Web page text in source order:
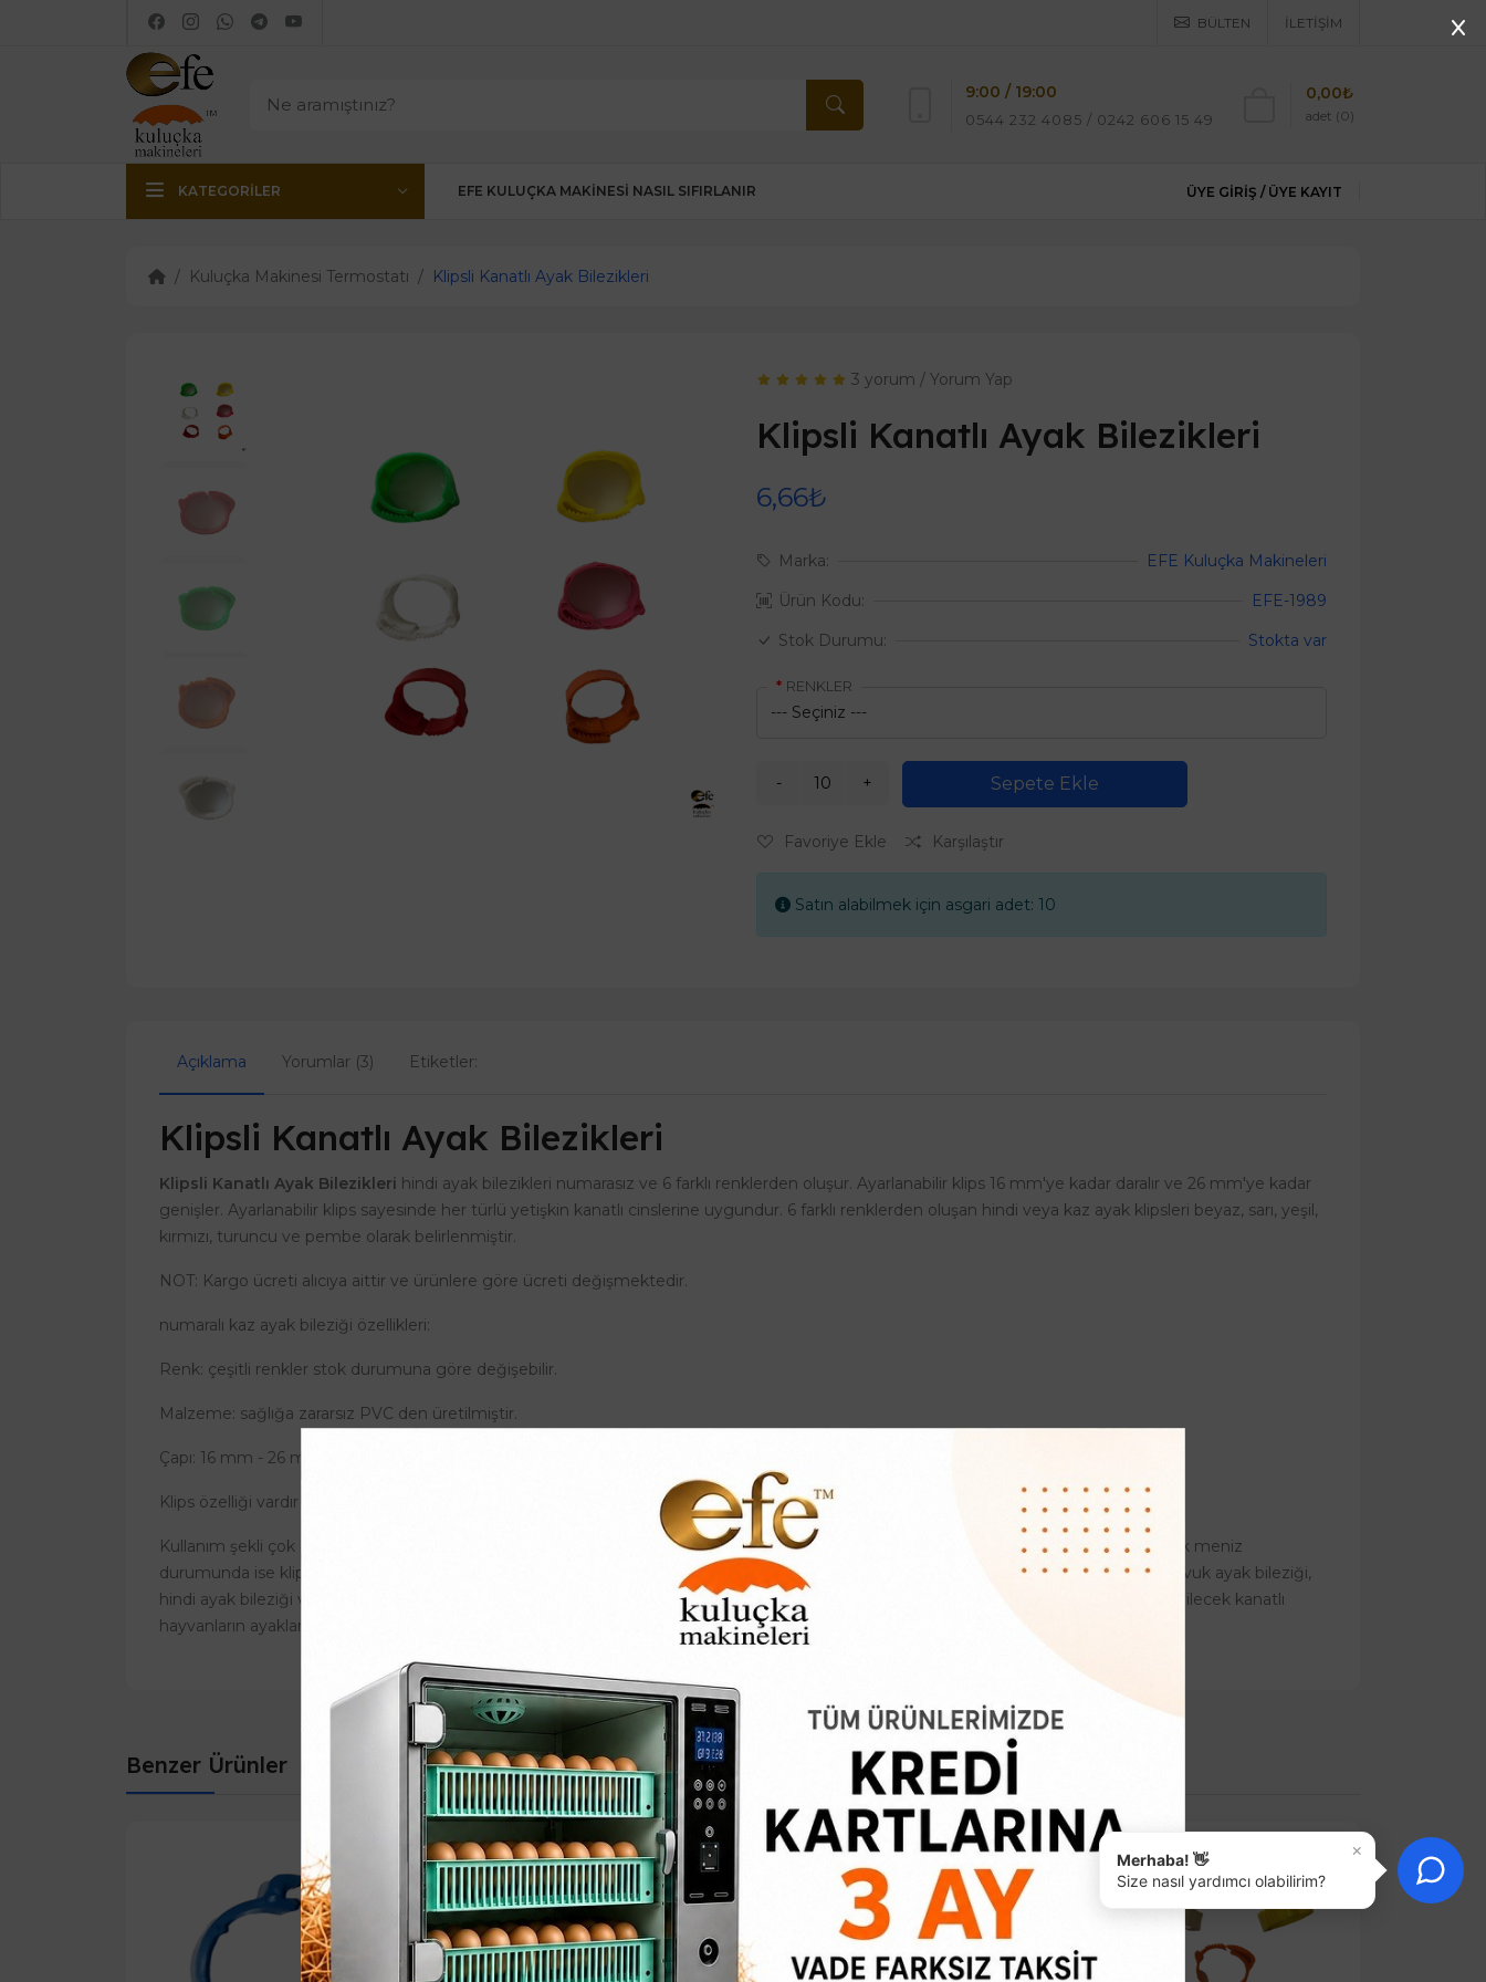
BÜLTEN İLETIŞIM
9:00 / 19:00
0544 232 4085 / 0242 606 15 49 adet (0)
0,00₺
KATEGORILER EFE KULUÇKA MAKINESI NASIL SIFIRLANIR ÜYE GIRIŞ / ÜYE KAYIT
Kuluçka Makinesi Termostatı Klipsli Kanatlı Ayak Bilezikleri
3 yorum / Yorum Yap
Klipsli Kanatlı Ayak Bilezikleri
6,66₺
Marka:
EFE Kuluçka Makineleri
Ürün Kodu:
EFE-1989
Stok Durumu:
Stokta var
RENKLER
Sepete Ekle
Favoriye Ekle Karşılaştır
Satın alabilmek için asgari adet: 10
Açıklama Yorumlar (3) Etiketler:
Klipsli Kanatlı Ayak Bilezikleri
Klipsli Kanatlı Ayak Bilezikleri hindi ayak bilezikleri numarasız ve 6 farklı renklerden oluşur. Ayarlanabilir klips 16 mm'ye kadar daralır ve 26 mm'ye kadar
genişler. Ayarlanabilir klips sayesinde her türlü yetişkin kanatlı cinslerine uygundur. 6 farklı renklerden oluşan hindi veya kaz ayak klipsleri beyaz, sarı, yeşil,
kırmızı, turuncu ve pembe olarak belirlenmiştir.
NOT: Kargo ücreti alıcıya aittir ve ürünlere göre ücreti değişmektedir.
numaralı kaz ayak bileziği özellikleri:
Renk: çeşitli renkler stok durumuna göre değişebilir.
Malzeme: sağlığa zararsız PVC den üretilmiştir.
Çapı: 16 mm - 26 mm arası
Klips özelliği vardır
Kullanım şekli çok basit ve kolaydır. Takmanız gerektiğinde kanatlı hayvanın ayağına geçirip sıkmayacak şekilde klipsi sıkılaştırırsanız sök meniz
durumunda ise klipsi yana iterek boşa çıkartırsınız. Hangi kanatlılarda kullanılır? Ördek numaralı ayak bileziği, tavus kuşu ayak bileziği, tavuk ayak bileziği,
hindi ayak bileziği veya sülün ayak bilezikleri olarak uygun bir model ve çeşittir. Sadece kaz ayakları için değil, her türlü bu ölçülere uyabilecek kanatlı
hayvanların ayaklarına göre kullanabilirsiniz.
Benzer Ürünler
×
Merhaba! 👋
Size nasıl yardımcı olabilirim?